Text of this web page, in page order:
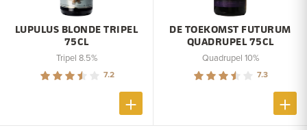
LUPULUS BLONDE TRIPEL
75CL
Tripel 8.5%
7.2
DE TOEKOMST FUTURUM
QUADRUPEL 75CL
Quadrupel 10%
7.3